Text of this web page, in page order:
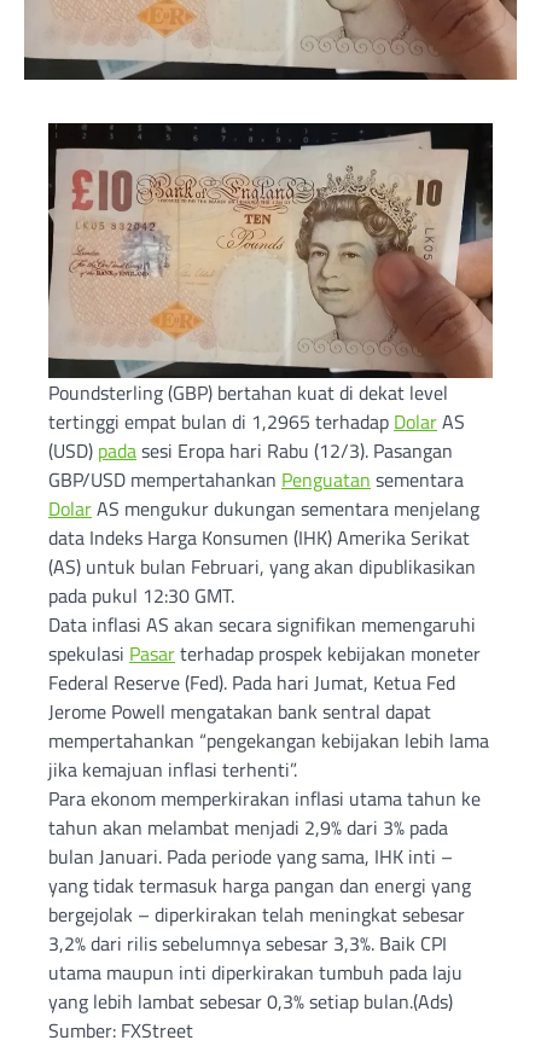
Poundsterling (GBP) bertahan kuat di dekat level
tertinggi empat bulan di 1,2965 terhadap DolarAS
(USD) padasesi Eropa hari Rabu (12/3). Pasangan
GBP/USD mempertahankan Penguatan sementara
DolarAS mengukur dukungan sementara menjelang
data Indeks Harga Konsumen (IHK) Amerika Serikat
(AS) untuk bulan Februari, yang akan dipublikasikan
pada pukul 12:30 GMT.
Data inflasi AS akan secara signifikan memengaruhi
spekulasi Pasarterhadap prospek kebijakan moneter
Federal Reserve (Fed). Pada hari Jumat, Ketua Fed
Jerome Powell mengatakan bank sentral dapat
mempertahankan “pengekangan kebijakan lebih lama
jika kemajuan inflasi terhenti”.
Para ekonom memperkirakan inflasi utama tahun ke
tahun akan melambat menjadi 2,9% dari 3% pada
bulan Januari. Pada periode yang sama, IHK inti –
yang tidak termasuk harga pangan dan energi yang
bergejolak – diperkirakan telah meningkat sebesar
3,2% dari rilis sebelumnya sebesar 3,3%. Baik CPI
utama maupun inti diperkirakan tumbuh pada laju
yang lebih lambat sebesar 0,3% setiap bulan.(Ads)
Sumber: FXStreet